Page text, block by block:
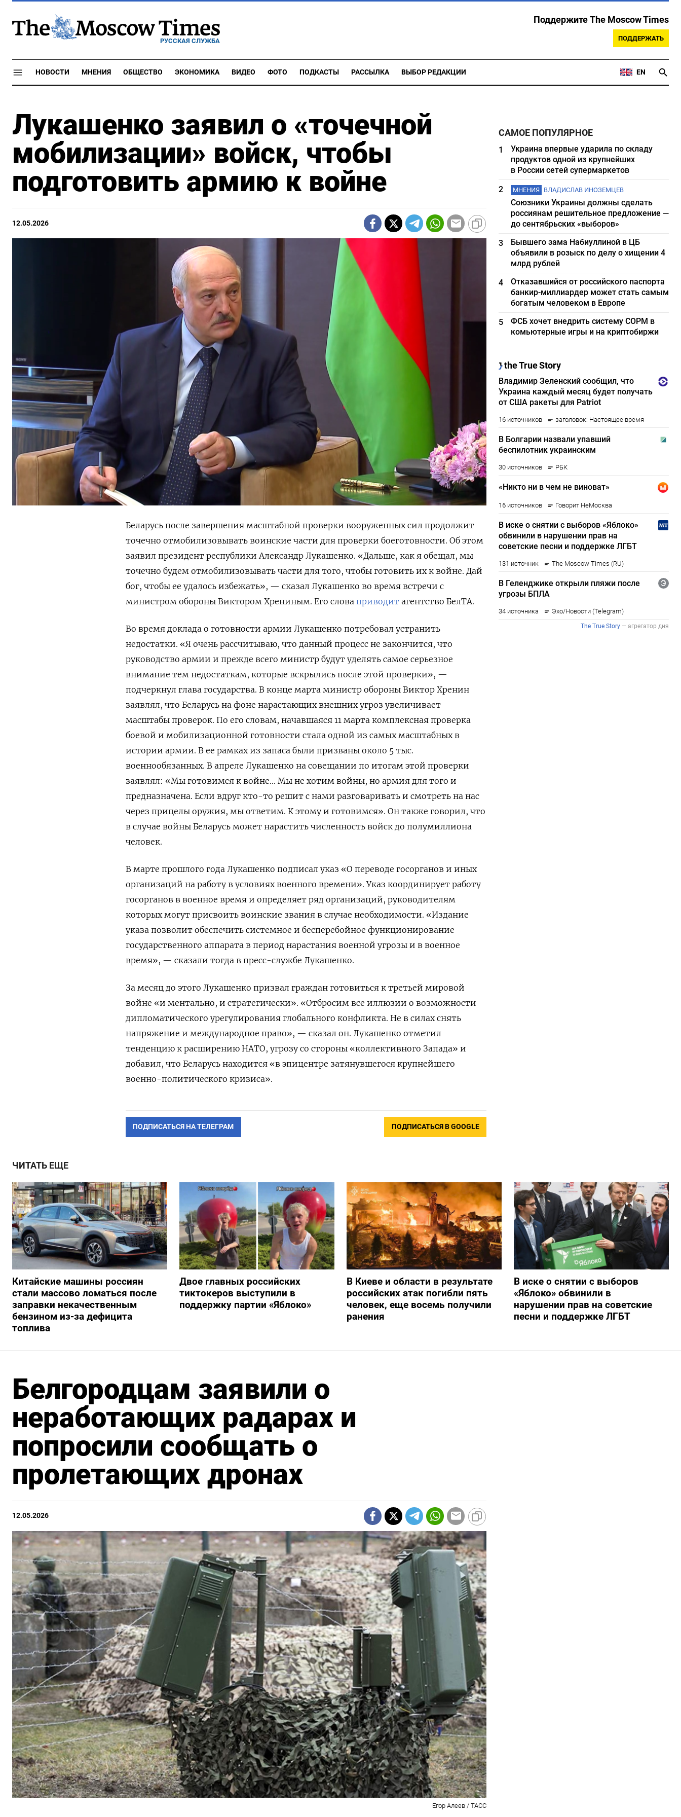
РУССКАЯ СЛУЖБА
Поддержите The Moscow Times
ПОДДЕРЖАТЬ
НОВОСТИ МНЕНИЯ ОБЩЕСТВО ЭКОНОМИКА ВИДЕО ФОТО ПОДКАСТЫ РАССЫЛКА ВЫБОР РЕДАКЦИИ EN
Лукашенко заявил о «точечной
мобилизации» войск, чтобы
подготовить армию к войне
12.05.2026
Беларусь после завершения масштабной проверки вооруженных сил продолжит
точечно отмобилизовывать воинские части для проверки боеготовности. Об этом
заявил президент республики Александр Лукашенко. «Дальше, как я обещал, мы
точечно будем отмобилизовывать части для того, чтобы готовить их к войне. Дай
бог, чтобы ее удалось избежать», — сказал Лукашенко во время встречи с
министром обороны Виктором Хрениным. Его слова приводит агентство БелТА.
Во время доклада о готовности армии Лукашенко потребовал устранить
недостатки. «Я очень рассчитываю, что данный процесс не закончится, что
руководство армии и прежде всего министр будут уделять самое серьезное
внимание тем недостаткам, которые вскрылись после этой проверки», —
подчеркнул глава государства. В конце марта министр обороны Виктор Хренин
заявлял, что Беларусь на фоне нарастающих внешних угроз увеличивает
масштабы проверок. По его словам, начавшаяся 11 марта комплексная проверка
боевой и мобилизационной готовности стала одной из самых масштабных в
истории армии. В ее рамках из запаса были призваны около 5 тыс.
военнообязанных. В апреле Лукашенко на совещании по итогам этой проверки
заявлял: «Мы готовимся к войне... Мы не хотим войны, но армия для того и
предназначена. Если вдруг кто-то решит с нами разговаривать и смотреть на нас
через прицелы оружия, мы ответим. К этому и готовимся». Он также говорил, что
в случае войны Беларусь может нарастить численность войск до полумиллиона
человек.
В марте прошлого года Лукашенко подписал указ «О переводе госорганов и иных
организаций на работу в условиях военного времени». Указ координирует работу
госорганов в военное время и определяет ряд организаций, руководителям
которых могут присвоить воинские звания в случае необходимости. «Издание
указа позволит обеспечить системное и бесперебойное функционирование
государственного аппарата в период нарастания военной угрозы и в военное
время», — сказали тогда в пресс-службе Лукашенко.
За месяц до этого Лукашенко призвал граждан готовиться к третьей мировой
войне «и ментально, и стратегически». «Отбросим все иллюзии о возможности
дипломатического урегулирования глобального конфликта. Не в силах снять
напряжение и международное право», — сказал он. Лукашенко отметил
тенденцию к расширению НАТО, угрозу со стороны «коллективного Запада» и
добавил, что Беларусь находится «в эпицентре затянувшегося крупнейшего
военно-политического кризиса».
ПОДПИСАТЬСЯ НА ТЕЛЕГРАМ ПОДПИСАТЬСЯ В GOOGLE
САМОЕ ПОПУЛЯРНОЕ
1
Украина впервые ударила по складу
продуктов одной из крупнейших
в России сетей супермаркетов
2
МНЕНИЯ ВЛАДИСЛАВ ИНОЗЕМЦЕВ
Союзники Украины должны сделать
россиянам решительное предложение —
до сентябрьских «выборов»
3
Бывшего зама Набиуллиной в ЦБ
объявили в розыск по делу о хищении 4
млрд рублей
4
Отказавшийся от российского паспорта
банкир-миллиардер может стать самым
богатым человеком в Европе
5
ФСБ хочет внедрить систему СОРМ в
комьютерные игры и на криптобиржи
ЧИТАТЬ ЕЩЕ
Китайские машины россиян
стали массово ломаться после
заправки некачественным
бензином из-за дефицита
топлива
Двое главных российских
тиктокеров выступили в
поддержку партии «Яблоко»
В Киеве и области в результате
российских атак погибли пять
человек, еще восемь получили
ранения
В иске о снятии с выборов
«Яблоко» обвинили в
нарушении прав на советские
песни и поддержке ЛГБТ
Белгородцам заявили о
неработающих радарах и
попросили сообщать о
пролетающих дронах
12.05.2026
Егор Алеев / ТАСС